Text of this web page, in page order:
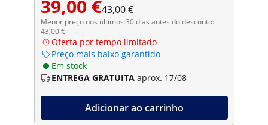
39,00 €43,00 €
Menor preço nos últimos 30 dias antes do desconto:
43,00 €
Oferta por tempo limitado
Preço mais baixo garantido
Em stock
ENTREGA GRATUITA aprox. 17/08
Adicionar ao carrinho